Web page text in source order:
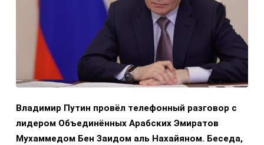
Владимир Путин провёл телефонный разговор с
лидером Объединённых Арабских Эмиратов
Мухаммедом Бен Заидом аль Нахайяном. Беседа,